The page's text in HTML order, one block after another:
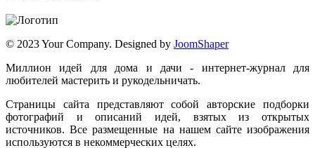
© 2023 Your Company. Designed by JoomShaper
Миллион идей для дома и дачи - интернет-журнал для
любителей мастерить и рукодельничать.
Страницы сайта представляют собой авторские подборки
фотографий и описаний идей, взятых из открытых
источников. Все размещенные на нашем сайте изображения
используются в некоммерческих целях.